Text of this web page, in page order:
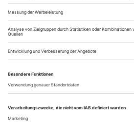
K-Ballerina
In südkoreanischem Wettbewerbsgeist
Sae Eun Park will am Pariser Opernballett
In Südkorea ist man sich in vielen
Romanautorin Han Kang im
Literatur erhielt. Da waren im Nu
vergriffen und die Universität, an
ernannte die urplötzlich im
Schriftstellerin zur Professorin h. c.